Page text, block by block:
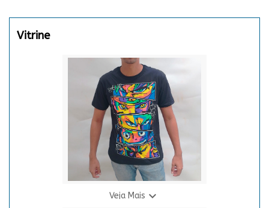
Vitrine
Veja Mais 